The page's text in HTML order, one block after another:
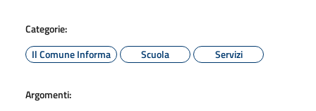
Categorie:
Il Comune Informa
Scuola Servizi
Argomenti: